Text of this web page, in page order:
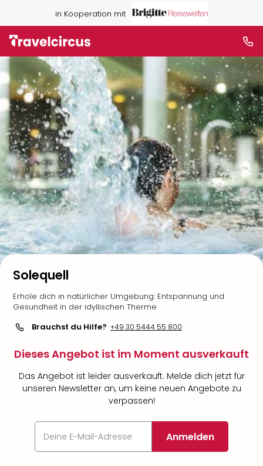
in Kooperation mit
Solequell
Erhole dich in natürlicher Umgebung: Entspannung und
Gesundheit in der idyllischen Therme
Brauchst du Hilfe? +49 30 5444 55 800
Dieses Angebot ist im Moment ausverkauft
Das Angebot ist leider ausverkauft. Melde dich jetzt für
unseren Newsletter an, um keine neuen Angebote zu
verpassen!
Anmelden